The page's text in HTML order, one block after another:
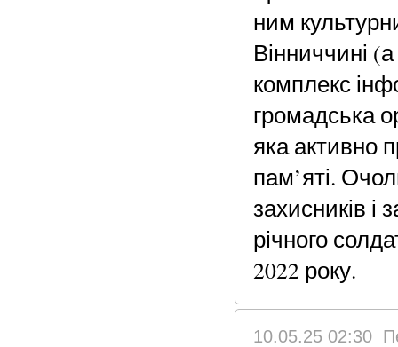
ним
Вінниччині
комплекс
громадська
яка активно
пам’яті.
захисників і
річного
2022 року.
10.05.25 02:30